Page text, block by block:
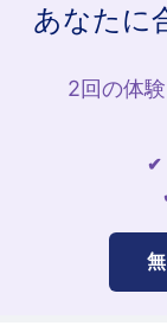
あなたに
2回の体